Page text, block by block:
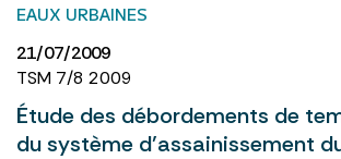
EAUX URBAINES
21/07/2009
TSM 7/8 2009
Étude des débordements de
du système d’assainissement